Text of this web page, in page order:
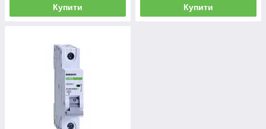
Купити Купити